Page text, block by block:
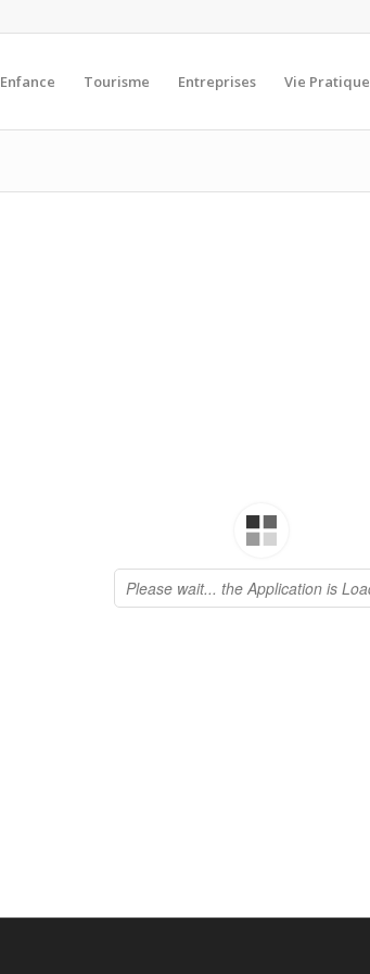
Enfance Tourisme Entreprises Vie Pratique